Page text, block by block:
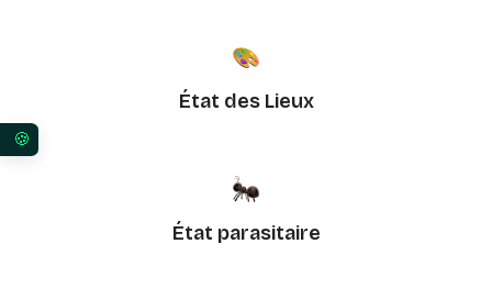
État des Lieux
État parasitaire